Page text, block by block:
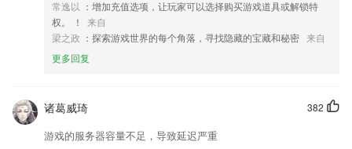
常逸以 ：增加充值选项，让玩家可以选择购买游戏道具或解锁特
权。 ！
来自
梁之政 ：探索游戏世界的每个角落，寻找隐藏的宝藏和秘密 来自
更多回复
382
诸葛威琦
游戏的服务器容量不足，导致延迟严重